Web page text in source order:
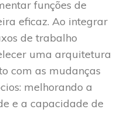
funções de
eficaz. Ao integrar
de trabalho
uma arquitetura
com as mudanças
melhorando a
e a capacidade de